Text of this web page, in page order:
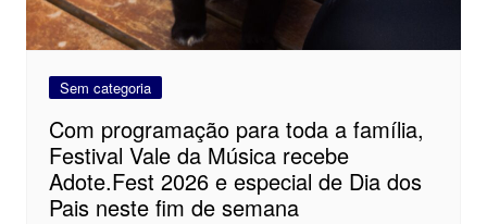
Sem categoria
Com programação para toda a família,
Festival Vale da Música recebe
Adote.Fest 2026 e especial de Dia dos
Pais neste fim de semana